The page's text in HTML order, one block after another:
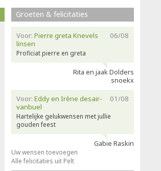
Groeten & felicitaties
06/08
Voor: Pierre greta Knevels
linsen
Proficiat pierre en greta
Rita en jaak Dolders
snoekx
01/08
Voor: Eddy en Irène desair-
vanbuel
Hartelijke gelukwensen met jullie
gouden feest
Gabie Raskin
Uw wensen toevoegen
Alle felicitaties uit Pelt